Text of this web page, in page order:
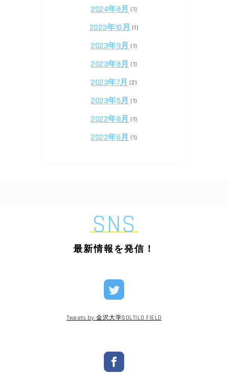
2024年8月 (1)
2023年10月 (1)
2023年9月 (1)
2023年8月 (1)
2023年7月 (2)
2023年5月 (1)
2022年8月 (1)
2022年6月 (1)
SNS
最新情報を発信！
Tweets by 金沢大学SOLTILO FIELD